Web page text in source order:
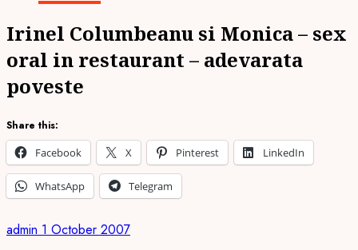
Irinel Columbeanu si Monica – sex
oral in restaurant – adevarata
poveste
Share this:
Facebook
X Pinterest LinkedIn
WhatsApp Telegram
admin 1 October 2007